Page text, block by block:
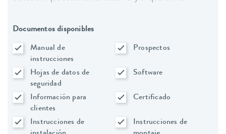
Documentos disponibles
Manual de
instrucciones
Prospectos
Hojas de datos de
seguridad
Software
Información para
clientes
Certificado
Instrucciones de
Instrucciones de